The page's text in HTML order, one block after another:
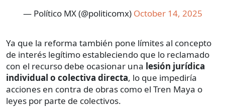
— Político MX (@politicomx) October 14, 2025
Ya que la reforma también pone límites al concepto
de interés legítimo estableciendo que lo reclamado
con el recurso debe ocasionar una lesión jurídica
individual o colectiva directa, lo que impediría
acciones en contra de obras como el Tren Maya o
leyes por parte de colectivos.